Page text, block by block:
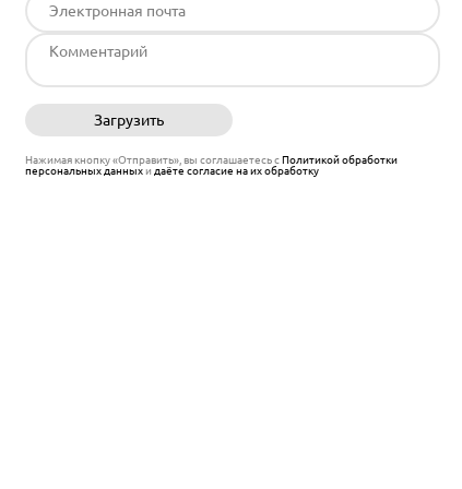
Загрузить
Нажимая кнопку «Отправить», вы соглашаетесь сПолитикой обработки
персональных данныхи даёте согласие на их обработку